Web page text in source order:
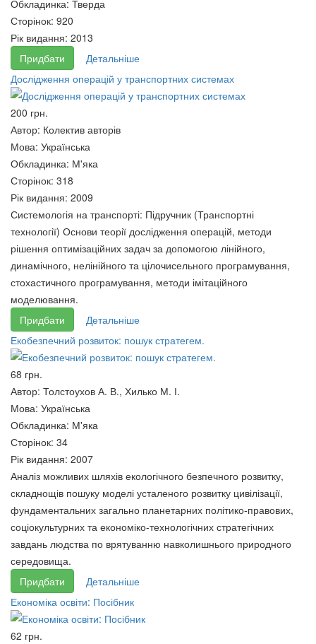
Вища педагогічна освіта і
наука України: історія,
сьогодення та перспективи
розвитку - Харківська область
62 грн.
Безпека життєдіяльності.
Посібник
60 грн.
ПРАВДА СИЛИ І СИЛА
ПРАВДИ
60 грн.
Локальні війни та збройні
конфлікти другої половини ХХ
століття
60 грн.
вирішальний фактор розвитку
Обкладинка: Тверда
Сторінок: 920
Рік видання: 2013
Придбати
Детальніше
Дослідження операцій у транспортних системах
200 грн.
Автор: Колектив авторів
Мова: Українська
Обкладинка: М'яка
Сторінок: 318
Рік видання: 2009
Системологія на транспорті: Підручник (Транспортні
технології) Основи теорії дослідження операцій, методи
рішення оптимізаційних задач за допомогою лінійного,
динамічного, нелінійного та цілочисельного програмування,
стохастичного програмування, методи імітаційного
моделювання.
Придбати
Детальніше
Екобезпечний розвиток: пошук стратегем.
68 грн.
Автор: Толстоухов А. В., Хилько М. І.
Мова: Українська
Обкладинка: М'яка
Сторінок: 34
Рік видання: 2007
Аналіз можливих шляхів екологічного безпечного розвитку,
складнощів пошуку моделі усталеного розвитку цивілізації,
фундаментальних загально планетарних політико-правових,
соціокультурних та економіко-технологічних стратегічних
завдань людства по врятуванню навколишнього природного
середовища.
Придбати
Детальніше
Економіка освіти: Посібник
62 грн.